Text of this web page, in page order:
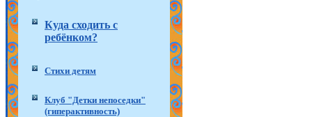
Куда сходить с
ребёнком?
Стихи детям
Клуб "Детки непоседки"
(гиперактивность)